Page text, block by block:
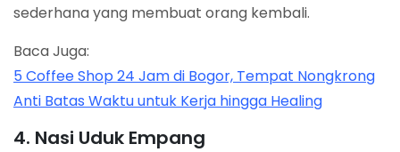
sederhana yang membuat orang kembali.
Baca Juga:
5 Coffee Shop 24 Jam di Bogor, Tempat Nongkrong
Anti Batas Waktu untuk Kerja hingga Healing
4. Nasi Uduk Empang